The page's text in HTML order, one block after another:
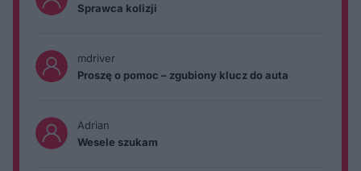
Sprawca kolizji
mdriver
Proszę o pomoc – zgubiony klucz do auta
Adrian
Wesele szukam